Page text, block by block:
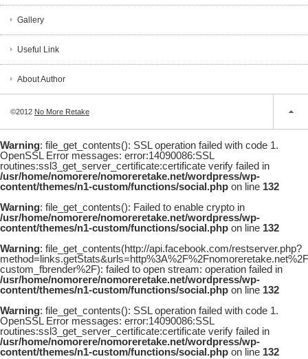
Gallery
Useful Link
About Author
©2012 No More Retake
Warning: file_get_contents(): SSL operation failed with code 1.
OpenSSL Error messages: error:14090086:SSL
routines:ssl3_get_server_certificate:certificate verify failed in
/usr/home/nomorere/nomoreretake.net/wordpress/wp-
content/themes/n1-custom/functions/social.php on line 132
Warning: file_get_contents(): Failed to enable crypto in
/usr/home/nomorere/nomoreretake.net/wordpress/wp-
content/themes/n1-custom/functions/social.php on line 132
Warning: file_get_contents(http://api.facebook.com/restserver.php?
custom_fbrender%2F): failed to open stream: operation failed in
/usr/home/nomorere/nomoreretake.net/wordpress/wp-
content/themes/n1-custom/functions/social.php on line 132
Warning: file_get_contents(): SSL operation failed with code 1.
OpenSSL Error messages: error:14090086:SSL
routines:ssl3_get_server_certificate:certificate verify failed in
/usr/home/nomorere/nomoreretake.net/wordpress/wp-
content/themes/n1-custom/functions/social.php on line 132